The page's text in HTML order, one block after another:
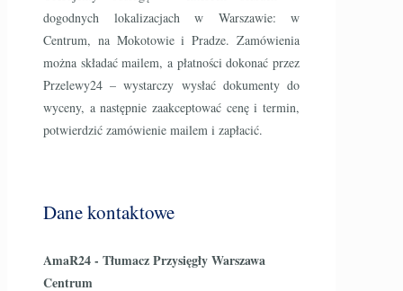
dogodnych lokalizacjach w Warszawie: w
Centrum, na Mokotowie i Pradze. Zamówienia
można składać mailem, a płatności dokonać przez
Przelewy24 – wystarczy wysłać dokumenty do
wyceny, a następnie zaakceptować cenę i termin,
potwierdzić zamówienie mailem i zapłacić.
Dane kontaktowe
AmaR24 - Tłumacz Przysięgły Warszawa
Centrum